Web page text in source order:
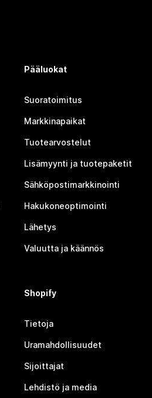
Pääluokat
Suoratoimitus
Markkinapaikat
Tuotearvostelut
Lisämyynti ja tuotepaketit
Sähköpostimarkkinointi
Hakukoneoptimointi
Lähetys
Valuutta ja käännös
Shopify
Tietoja
Uramahdollisuudet
Sijoittajat
Lehdistö ja media